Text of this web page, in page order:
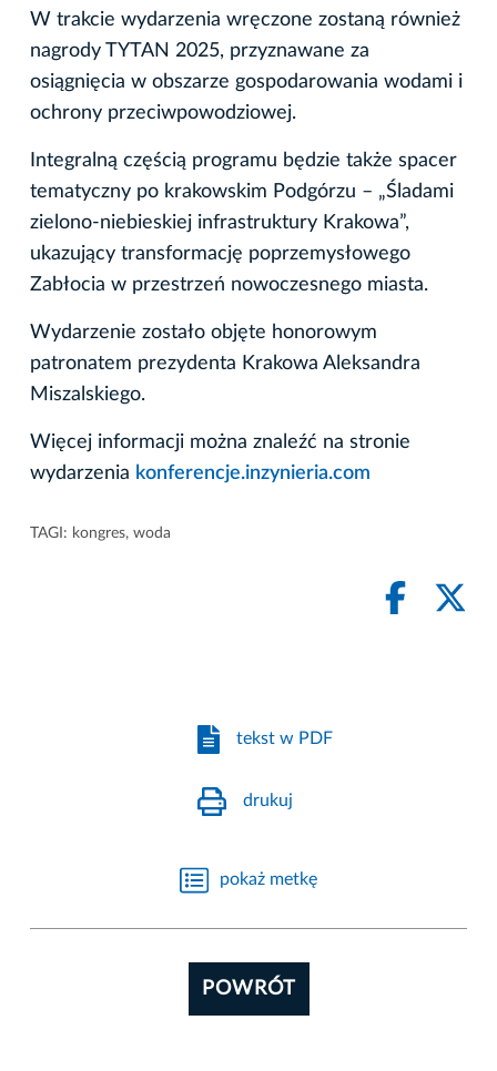
W trakcie wydarzenia wręczone zostaną również
nagrody TYTAN 2025, przyznawane za
osiągnięcia w obszarze gospodarowania wodami i
ochrony przeciwpowodziowej.
Integralną częścią programu będzie także spacer
tematyczny po krakowskim Podgórzu – „Śladami
zielono-niebieskiej infrastruktury Krakowa”,
ukazujący transformację poprzemysłowego
Zabłocia w przestrzeń nowoczesnego miasta.
Wydarzenie zostało objęte honorowym
patronatem prezydenta Krakowa Aleksandra
Miszalskiego.
Więcej informacji można znaleźć na stronie
wydarzenia konferencje.inzynieria.com
TAGI: kongres, woda
tekst w PDF
drukuj
pokaż metkę
POWRÓT